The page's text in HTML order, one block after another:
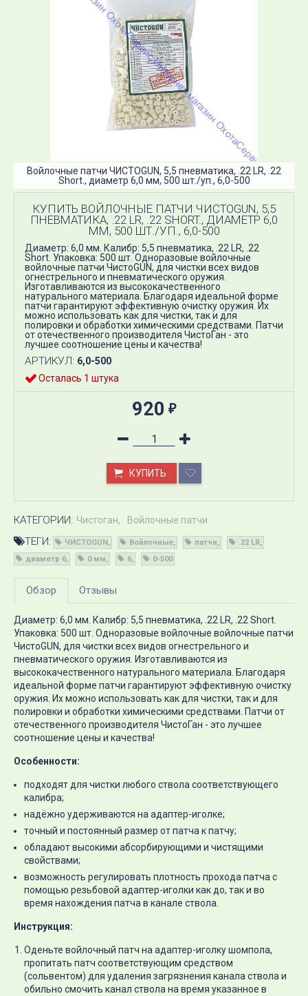
Войлочные патчи ЧИСТОGUN, 5,5 пневматика, .22 LR, .22
Short., диаметр 6,0 мм, 500 шт./уп., 6,0-500
КУПИТЬ ВОЙЛОЧНЫЕ ПАТЧИ ЧИСТОGUN, 5,5
ПНЕВМАТИКА, .22 LR, .22 SHORT., ДИАМЕТР 6,0
ММ, 500 ШТ./УП., 6,0-500
Диаметр: 6,0 мм. Калибр: 5,5 пневматика, .22 LR, .22
Short. Упаковка: 500 шт. Одноразовые войлочные
войлочные патчи ЧистоGUN, для чистки всех видов
огнестрельного и пневматического оружия.​
Изготавливаются из высококачественного
натурального материала. Благодаря идеальной форме
патчи гарантируют эффективную очистку оружия. Их
можно использовать как для чистки, так и для
полировки и обработки химическими средствами. Патчи
от отечественного производителя ЧистоГан - это
лучшее соотношение цены и качества!
АРТИКУЛ: 6,0-500
Осталась 1 штука
920 ₽
КУПИТЬ
КАТЕГОРИИ: Чистоган Войлочные патчи
ТЕГИ: ЧИСТОGUN Войлочные патчи
.22 LR
диаметр 6
0 мм 6 0-500
Обзор Отзывы
Диаметр: 6,0 мм. Калибр: 5,5 пневматика, .22 LR, .22 Short.
Упаковка: 500 шт. Одноразовые войлочные войлочные патчи
ЧистоGUN, для чистки всех видов огнестрельного и
пневматического оружия. Изготавливаются из
высококачественного натурального материала. Благодаря
идеальной форме патчи гарантируют эффективную очистку
оружия. Их можно использовать как для чистки, так и для
полировки и обработки химическими средствами. Патчи от
отечественного производителя ЧистоГан - это лучшее
соотношение цены и качества!
Особенности:
подходят для чистки любого ствола соответствующего
калибра;
надёжно удерживаются на адаптер-иголке;
точный и постоянный размер от патча к патчу;
обладают высокими абсорбирующими и чистящими
свойствами;
возможность регулировать плотность прохода патча с
помощью резьбовой адаптер-иголки как до, так и во
время нахождения патча в канале ствола.
Инструкция:
Оденьте войлочный патч на адаптер-иголку шомпола,
пропитать патч соответствующим средством
(сольвентом) для удаления загрязнения канала ствола и
обильно смочить канал ствола на время указанное в